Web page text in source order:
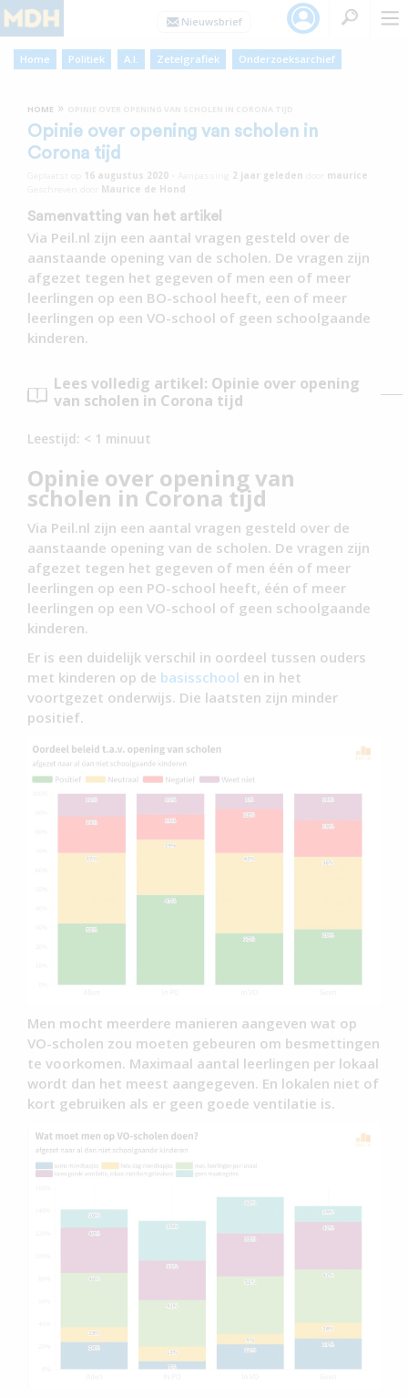
Home Politiek A.I. Zetelgrafiek Onderzoeksarchief
HOME »
Opinie over opening van scholen in
Corona tijd
16 augustus 2020 2 jaar geleden
maurice
Maurice de Hond
Samenvatting van het artikel
Via Peil.nl zijn een aantal vragen gesteld over de
aanstaande opening van de scholen. De vragen zijn
afgezet tegen het gegeven of men een of meer
leerlingen op een BO-school heeft, een of meer
leerlingen op een VO-school of geen schoolgaande
kinderen.
Lees volledig artikel: Opinie over opening
van scholen in Corona tijd
Leestijd: < 1 minuut
Opinie over opening van
scholen in Corona tijd
Via Peil.nl zijn een aantal vragen gesteld over de
aanstaande opening van de scholen. De vragen zijn
afgezet tegen het gegeven of men één of meer
leerlingen op een PO-school heeft, één of meer
leerlingen op een VO-school of geen schoolgaande
kinderen.
Er is een duidelijk verschil in oordeel tussen ouders
met kinderen op de basisschool en in het
voortgezet onderwijs. Die laatsten zijn minder
positief.
Men mocht meerdere manieren aangeven wat op
VO-scholen zou moeten gebeuren om besmettingen
te voorkomen. Maximaal aantal leerlingen per lokaal
wordt dan het meest aangegeven. En lokalen niet of
kort gebruiken als er geen goede ventilatie is.